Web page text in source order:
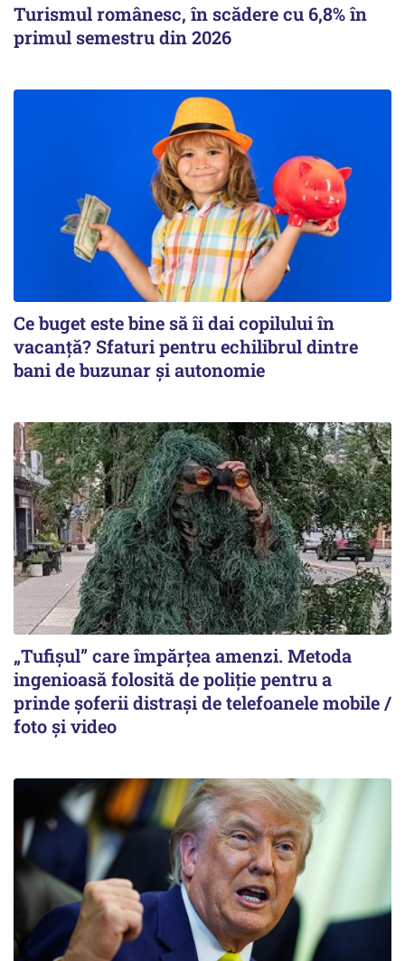
Turismul românesc, în scădere cu 6,8% în
primul semestru din 2026
Ce buget este bine să îi dai copilului în
vacanță? Sfaturi pentru echilibrul dintre
bani de buzunar și autonomie
„Tufișul” care împărțea amenzi. Metoda
ingenioasă folosită de poliție pentru a
prinde șoferii distrași de telefoanele mobile /
foto și video